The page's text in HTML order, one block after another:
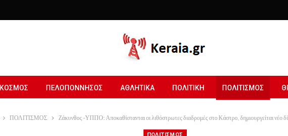
ΚΟΣΜΟΣ ΠΕΛΟΠΟΝΝΗΣΟΣ ΑΘΛΗΤΙΚΑ ΠΟΛΙΤΙΚΗ ΠΟΛΙΤΙΣΜΟΣ
ΠΟΛΙΤΙΣΜΟΣ Ζάκυνθος -ΥΠΠΟ: Αποκαθίστανται οι λιθόστρωτες διαδρομές στο Κάστρο, δημιουργείται νέο